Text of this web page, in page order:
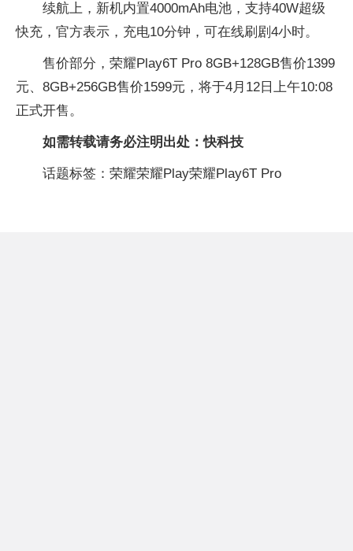
续航上，新机内置4000mAh电池，支持40W超级
快充，官方表示，充电10分钟，可在线刷剧4小时。
售价部分，荣耀Play6T Pro 8GB+128GB售价1399
元、8GB+256GB售价1599元，将于4月12日上午10:08
正式开售。
如需转载请务必注明出处：快科技
话题标签：荣耀荣耀Play荣耀Play6T Pro